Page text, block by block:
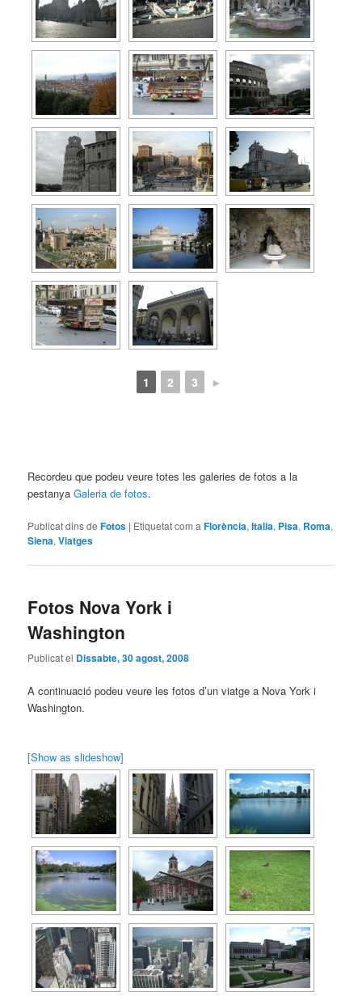
1 2 3 ►
Recordeu que podeu veure totes les galeries de fotos a la
pestanyaGaleria de fotos.
Publicat dins de Fotos | Etiquetat com a Florència,Italia, Pisa, Roma,
Siena,Viatges
Fotos Nova York i
Washington
Publicat el Dissabte, 30 agost, 2008
A continuació podeu veure les fotos d’un viatge a Nova York i
Washington.
[Show as slideshow]